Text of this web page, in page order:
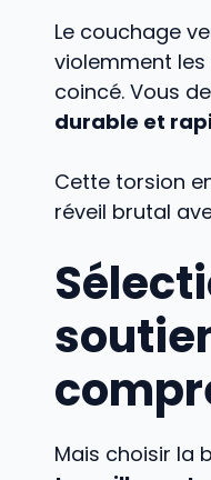
Le couchage
violemment les
coincé. Vous
durable et
Cette torsion
réveil brutal
Mais choisir la